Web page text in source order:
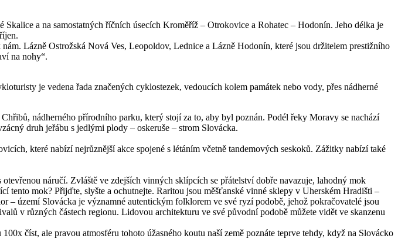
a na samostatných říčních úsecích Kroměříž – Otrokovice a Rohatec – Hodonín. Jeho délka je
Lázně Ostrožská Nová Ves, Leopoldov, Lednice a Lázně Hodonín, které jsou držitelem prestižního
na nohy“.
je vedena řada značených cyklostezek, vedoucích kolem památek nebo vody, přes nádherné
nádherného přírodního parku, který stojí za to, aby byl poznán. Podél řeky Moravy se nachází
druh jeřábu s jedlými plody – oskeruše – strom Slovácka.
které nabízí nejrůznější akce spojené s létáním včetně tandemových seskoků. Zážitky nabízí také
náručí. Zvláště ve zdejších vinných sklípcích se přátelství dobře navazuje, lahodný mok
tento mok? Přijďte, slyšte a ochutnejte. Raritou jsou měšťanské vinné sklepy v Uherském Hradišti –
území Slovácka je významné autentickým folklorem ve své ryzí podobě, jehož pokračovatelé jsou
v různých částech regionu. Lidovou architekturu ve své původní podobě můžete vidět ve skanzenu
číst, ale pravou atmosféru tohoto úžasného koutu naší země poznáte teprve tehdy, když na Slovácko